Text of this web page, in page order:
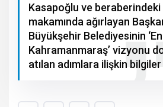
Kasapoğlu ve
makamında ağırlayan
Büyükşehir Belediyesinin
Kahramanmaraş’ vizyonu
atılan adımlara ilişkin bilgiler